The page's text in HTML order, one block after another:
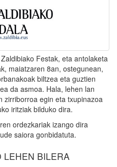
Festak, eta antolaketa
maiatzaren 8an, ostegunean,
biltzea eta guztien
da asmoa. Hala, lehen lan
zirriborroa egin eta txupinazoa
iritziak bilduko dira.
ordezkariak izango dira
saiora gonbidatuta.
LEHEN BILERA